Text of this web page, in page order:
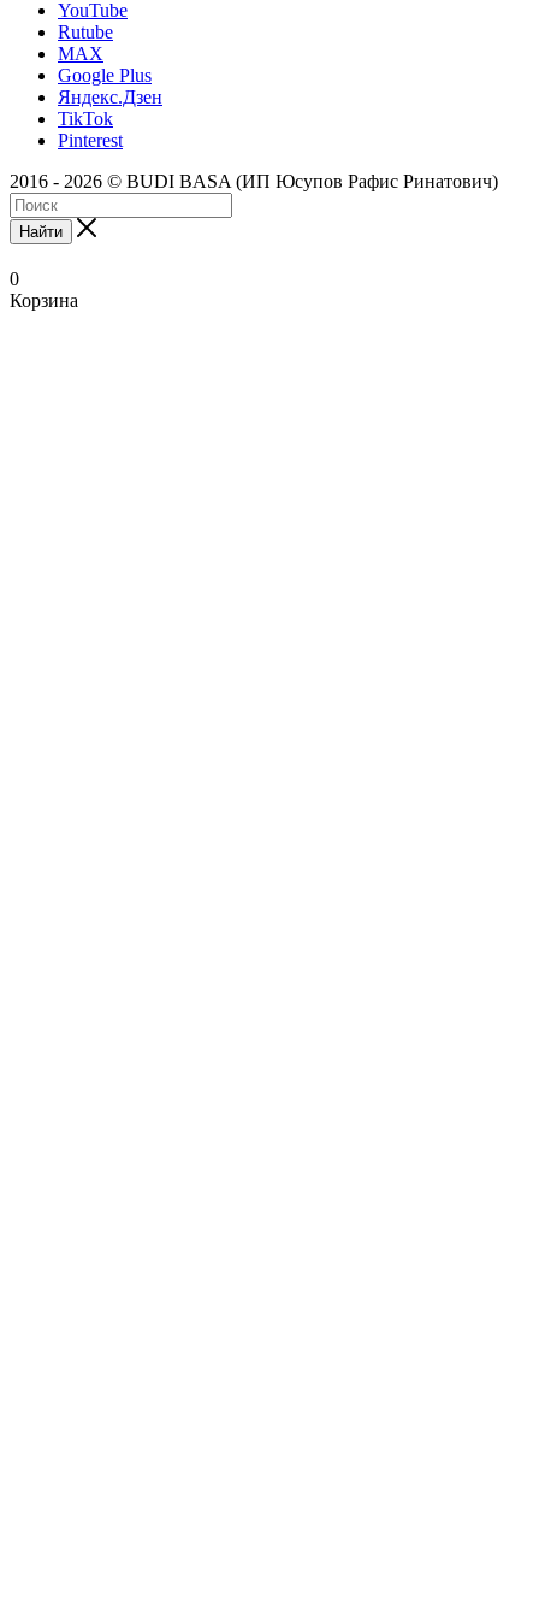
YouTube
Rutube
MAX
Google Plus
Яндекс.Дзен
TikTok
Pinterest
2016 - 2026 © BUDI BASA (ИП Юсупов Рафис Ринатович)
Найти
0
Корзина